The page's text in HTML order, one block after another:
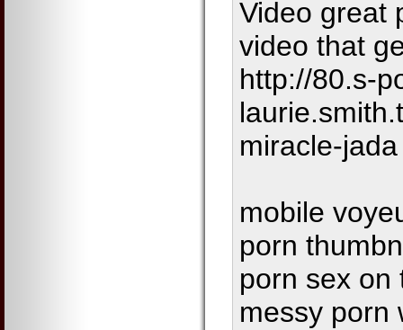
Video great
video that
http://80.s-
miracle-jada
mobile
porn
porn sex on
messy porn